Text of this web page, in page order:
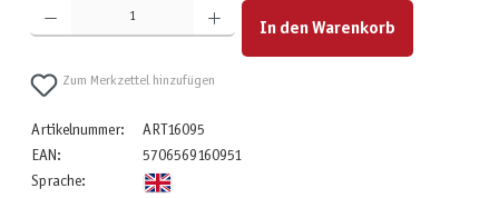
Produkt Anzahl: Gib den gewünschten Wert ein oder benutze die Schaltflächen um die Anzahl zu
In den Warenkorb
Zum Merkzettel hinzufügen
Artikelnummer:
ART16095
EAN:
5706569160951
Sprache: